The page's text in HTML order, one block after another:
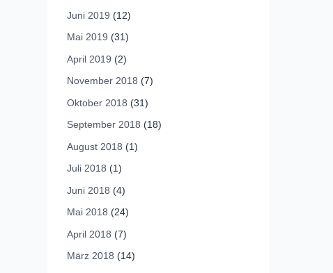
Juni 2019 (12)
Mai 2019 (31)
April 2019 (2)
November 2018 (7)
Oktober 2018 (31)
September 2018 (18)
August 2018 (1)
Juli 2018 (1)
Juni 2018 (4)
Mai 2018 (24)
April 2018 (7)
März 2018 (14)